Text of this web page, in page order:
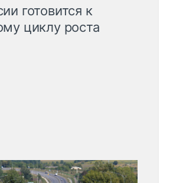
готовится к
циклу роста